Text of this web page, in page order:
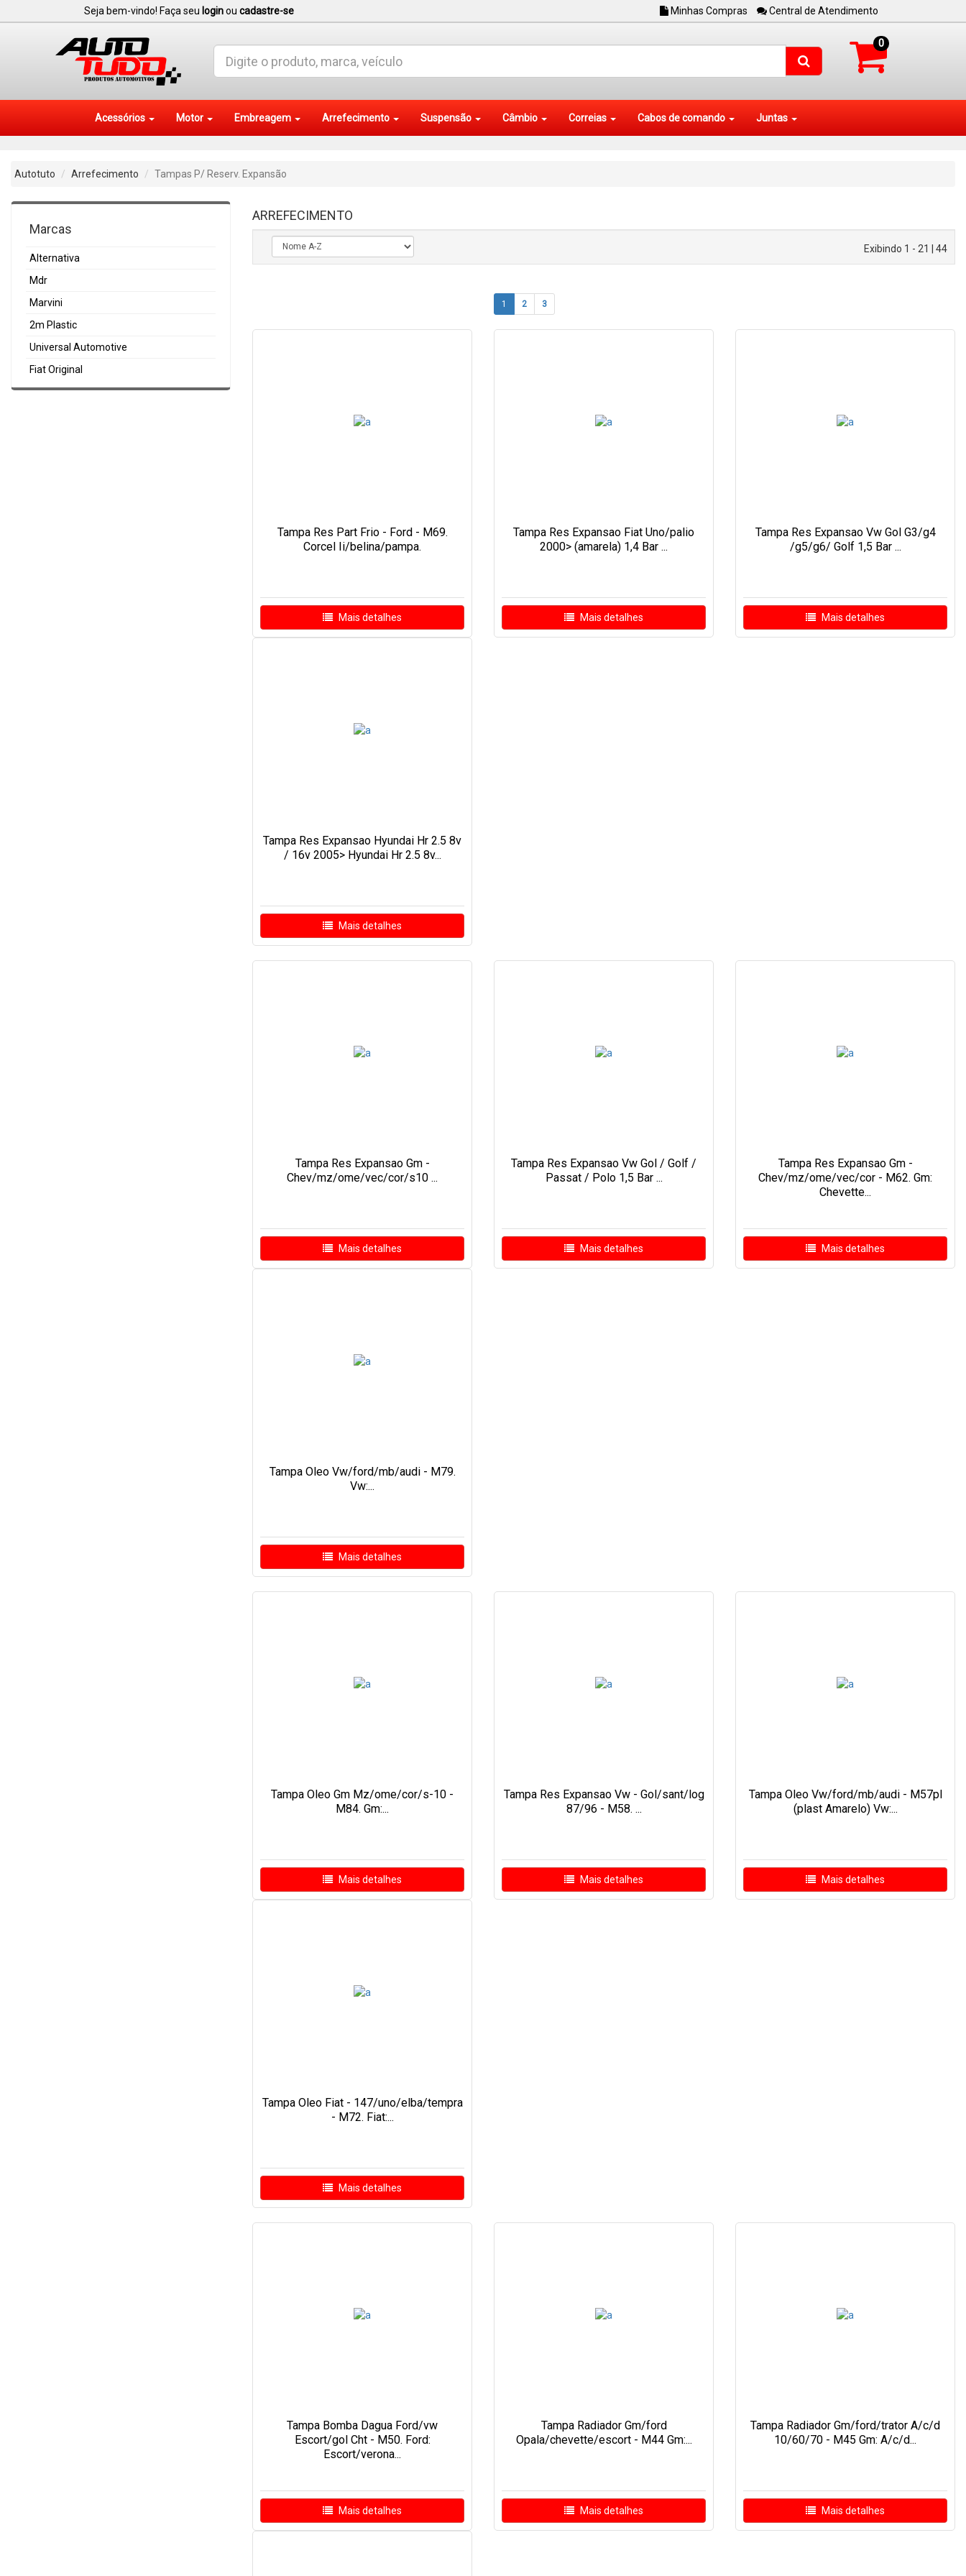
Seja bem-vindo! Faça seu loginou cadastre-se Minhas Compras Central de Atendimento
0
Acessórios Motor Embreagem Arrefecimento Suspensão Câmbio Correias Cabos de comando Juntas
Autotuto Arrefecimento Tampas P/ Reserv. Expansão
Marcas
Alternativa
Mdr
Marvini
2m Plastic
Universal Automotive
Fiat Original
ARREFECIMENTO
Exibindo 1 - 21 | 44
1 2 3
Tampa Res Part Frio - Ford - M69.
Corcel Ii/belina/pampa.
Mais detalhes
Tampa Res Expansao Fiat Uno/palio
2000> (amarela) 1,4 Bar ...
Mais detalhes
Tampa Res Expansao Vw Gol G3/g4
/g5/g6/ Golf 1,5 Bar ...
Mais detalhes
Tampa Res Expansao Hyundai Hr 2.5 8v
/ 16v 2005> Hyundai Hr 2.5 8v...
Mais detalhes
Tampa Res Expansao Gm -
Chev/mz/ome/vec/cor/s10 ...
Mais detalhes
Tampa Res Expansao Vw Gol / Golf /
Passat / Polo 1,5 Bar ...
Mais detalhes
Tampa Res Expansao Gm -
Chev/mz/ome/vec/cor - M62. Gm:
Chevette...
Mais detalhes
Tampa Oleo Vw/ford/mb/audi - M79.
Vw:...
Mais detalhes
Tampa Oleo Gm Mz/ome/cor/s-10 -
M84. Gm:...
Mais detalhes
Tampa Res Expansao Vw - Gol/sant/log
87/96 - M58. ...
Mais detalhes
Tampa Oleo Vw/ford/mb/audi - M57pl
(plast Amarelo) Vw:...
Mais detalhes
Tampa Oleo Fiat - 147/uno/elba/tempra
- M72. Fiat:...
Mais detalhes
Tampa Bomba Dagua Ford/vw
Escort/gol Cht - M50. Ford:
Escort/verona...
Mais detalhes
Tampa Radiador Gm/ford
Opala/chevette/escort - M44 Gm:...
Mais detalhes
Tampa Radiador Gm/ford/trator A/c/d
10/60/70 - M45 Gm: A/c/d...
Mais detalhes